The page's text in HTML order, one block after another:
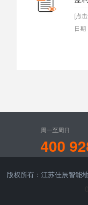
[点
日
周一至周日
400
版权所有：江苏佳辰智能